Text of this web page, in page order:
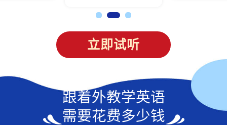
立即试听
跟着外教学英语
需要花费多少钱